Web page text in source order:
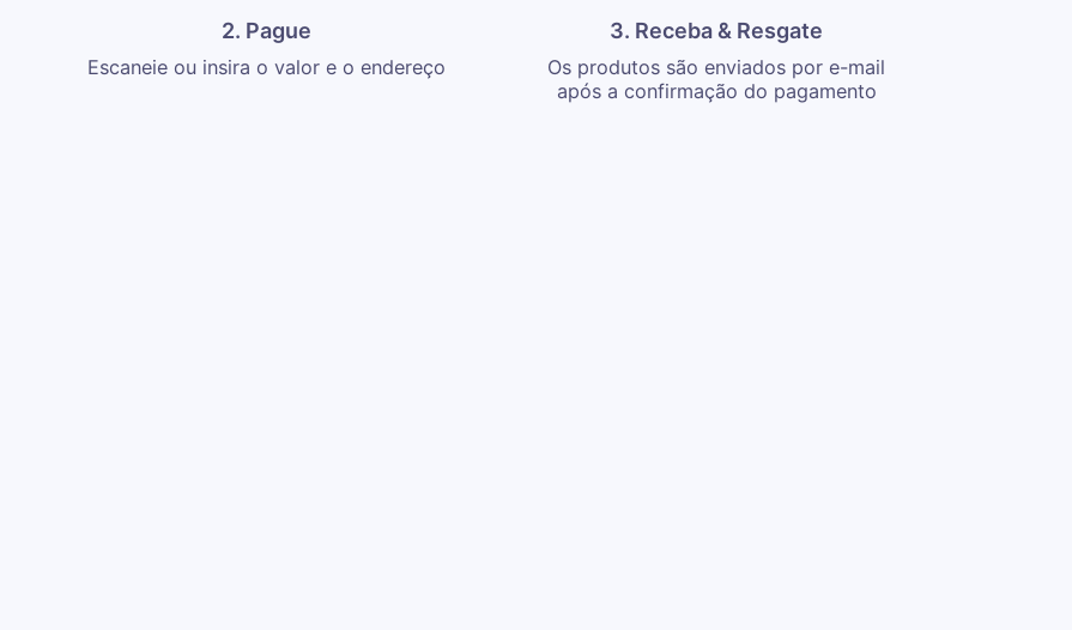
2. Pague
Escaneie ou insira o valor e o endereço
3. Receba & Resgate
Os produtos são enviados por e-mail
após a confirmação do pagamento